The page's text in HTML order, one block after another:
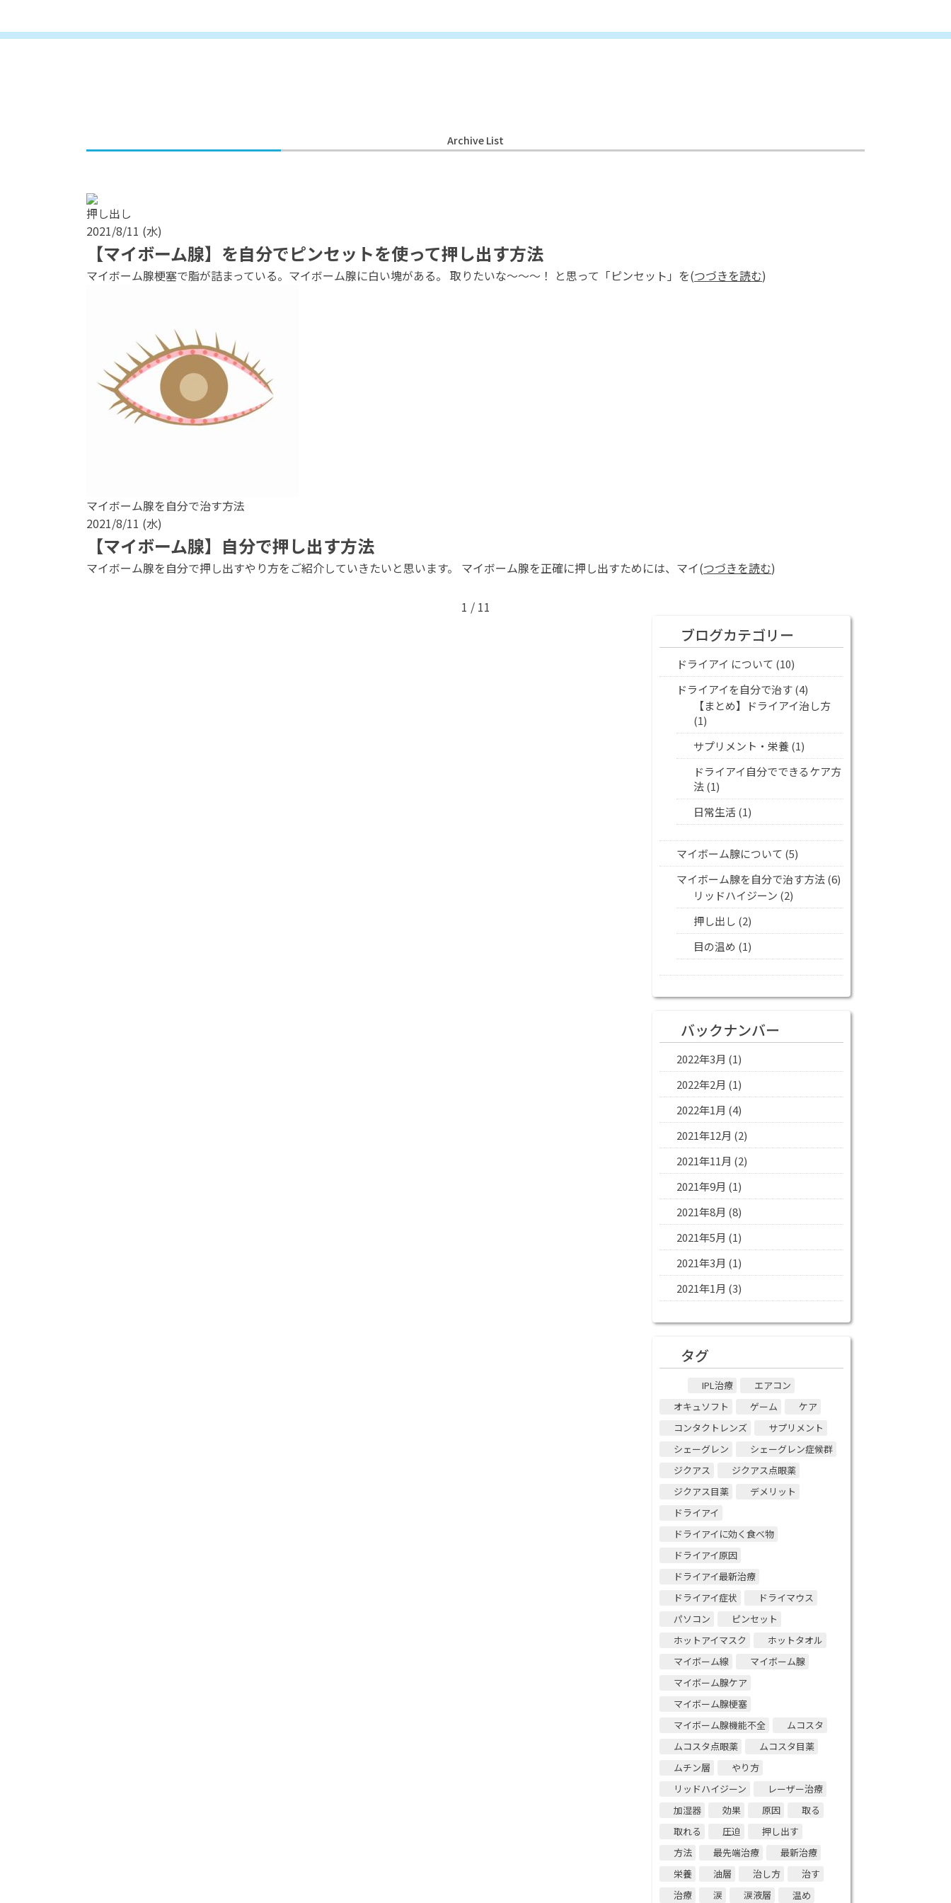
Archive List
押し出し
2021/8/11 (水)
【マイボーム腺】を自分でピンセットを使って押し出す方法
マイボーム腺梗塞で脂が詰まっている。マイボーム腺に白い塊がある。 取りたいな～～～！ と思って「ピンセット」を(つづきを読む)
マイボーム腺を自分で治す方法
2021/8/11 (水)
【マイボーム腺】自分で押し出す方法
マイボーム腺を自分で押し出すやり方をご紹介していきたいと思います。 マイボーム腺を正確に押し出すためには、マイ(つづきを読む)
1 / 11
ブログカテゴリー
ドライアイ について (10)
ドライアイを自分で治す(4)
【まとめ】ドライアイ治し方
(1)
サプリメント・栄養(1)
ドライアイ自分でできるケア方
法(1)
日常生活(1)
マイボーム腺について (5)
マイボーム腺を自分で治す方法(6)
リッドハイジーン (2)
押し出し (2)
目の温め (1)
バックナンバー
2022年3月 (1)
2022年2月 (1)
2022年1月 (4)
2021年12月 (2)
2021年11月 (2)
2021年9月 (1)
2021年8月 (8)
2021年5月 (1)
2021年3月 (1)
2021年1月 (3)
タグ
IPL治療
エアコン
オキュソフト
ゲーム
ケア
コンタクトレンズ
サプリメント
シェーグレン
シェーグレン症候群
ジクアス
ジクアス点眼薬
ジクアス目薬
デメリット
ドライアイ
ドライアイに効く食べ物
ドライアイ原因
ドライアイ最新治療
ドライアイ症状
ドライマウス
パソコン
ピンセット
ホットアイマスク
ホットタオル
マイボーム線
マイボーム腺
マイボーム腺ケア
マイボーム腺梗塞
マイボーム腺機能不全
ムコスタ
ムコスタ点眼薬
ムコスタ目薬
ムチン層
やり方
リッドハイジーン
レーザー治療
加湿器
効果 原因
取る
取れる
圧迫
押し出す
方法
最先端治療
最新治療
栄養
油層 治し方
治す
治療
涙 涙液層 温め